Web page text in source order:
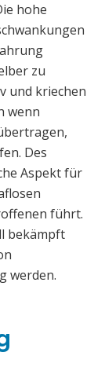
hohe
zu
und kriechen
wenn
Des
Aspekt für
führt.
bekämpft
werden.